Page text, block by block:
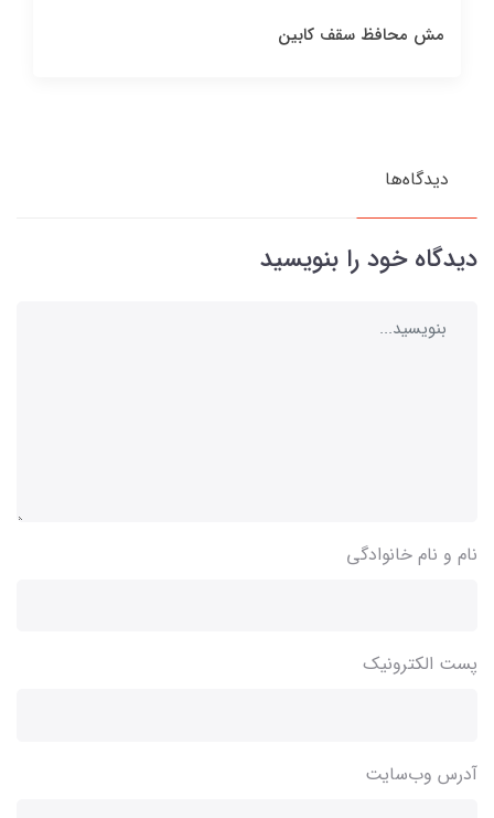
مش محافظ سقف کابین
دیدگاه‌ها
دیدگاه خود را بنویسید
نام و نام خانوادگی
پست الکترونیک
آدرس وب‌سایت